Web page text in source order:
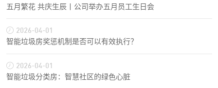
五月繁花 共庆生辰丨公司举办五月员工生日会
2026-04-01
智能垃圾房奖惩机制是否可以有效执行？
2026-04-01
智能垃圾分类房：智慧社区的绿色心脏